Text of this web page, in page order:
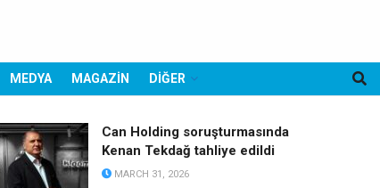
MEDYA MAGAZİN DİĞER
Can Holding soruşturmasında
Kenan Tekdağ tahliye edildi
MARCH 31, 2026